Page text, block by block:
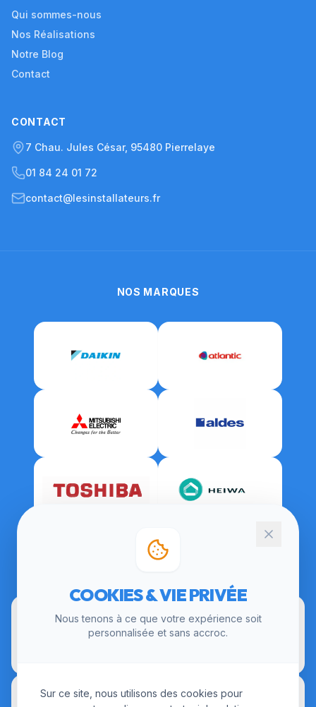
Qui sommes-nous
Nos Réalisations
Notre Blog
Contact
CONTACT
7 Chau. Jules César, 95480 Pierrelaye
01 84 24 01 72
contact@lesinstallateurs.fr
NOS MARQUES
COOKIES & VIE PRIVÉE
Nous tenons à ce que votre expérience soit
personnalisée et sans accroc.
Sur ce site, nous utilisons des cookies pour